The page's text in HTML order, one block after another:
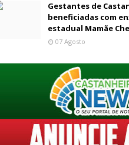
Gestantes de
beneficiadas com
estadual Mamãe
07 Agosto